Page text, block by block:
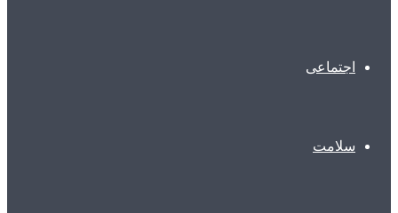
اجتماعی
سلامت